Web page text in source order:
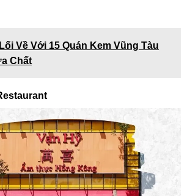
Về Với 15 Quán Kem Vũng Tàu
Chất